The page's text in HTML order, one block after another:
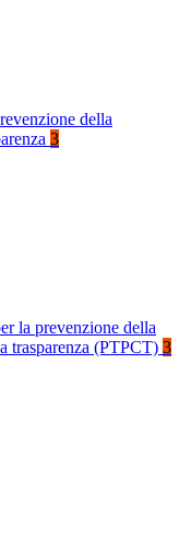
della
3
la prevenzione della
trasparenza (PTPCT) 3